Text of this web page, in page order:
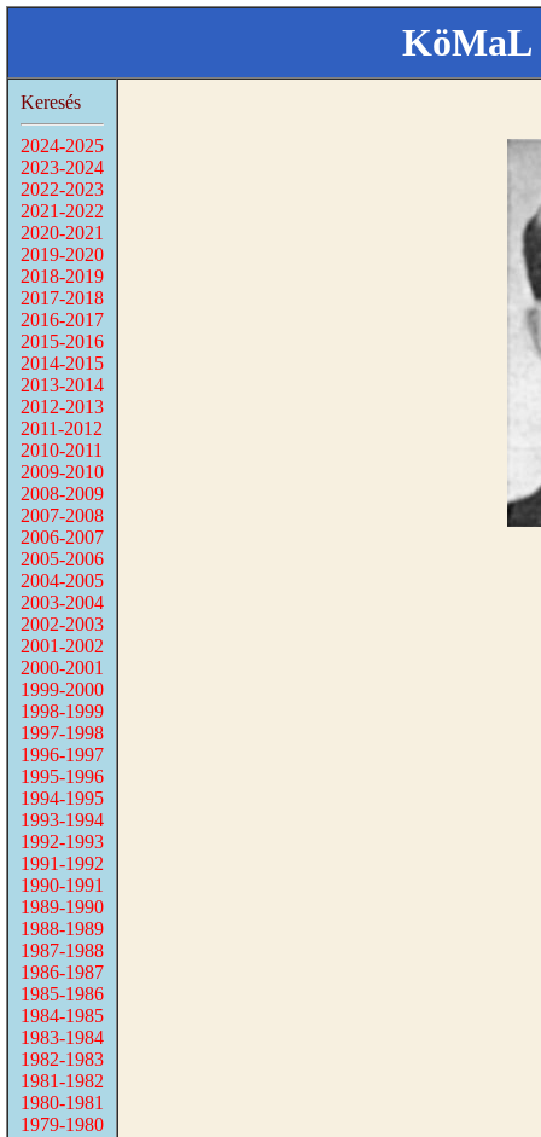
KöMaL
Keresés
2024-2025
2023-2024
2022-2023
2021-2022
2020-2021
2019-2020
2018-2019
2017-2018
2016-2017
2015-2016
2014-2015
2013-2014
2012-2013
2011-2012
2010-2011
2009-2010
2008-2009
2007-2008
2006-2007
2005-2006
2004-2005
2003-2004
2002-2003
2001-2002
2000-2001
1999-2000
1998-1999
1997-1998
1996-1997
1995-1996
1994-1995
1993-1994
1992-1993
1991-1992
1990-1991
1989-1990
1988-1989
1987-1988
1986-1987
1985-1986
1984-1985
1983-1984
1982-1983
1981-1982
1980-1981
1979-1980